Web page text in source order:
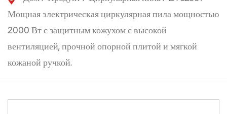
Мощная электрическая циркулярная пила мощностью
2000 Вт с защитным кожухом с высокой
вентиляцией, прочной опорной плитой и мягкой
кожаной ручкой.